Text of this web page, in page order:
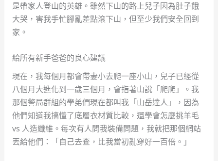
是帶家人登山的英雄。雖然下山的路上兒子因為肚子餓
大哭，害我手忙腳亂差點滾下山，但至少我們安全回到
家。
給所有新手爸爸的良心建議
現在，我每個月都會帶妻小去爬一座小山，兒子已經從
八個月大進化到一歲三個月，會指著山說「爬爬」。我
那個警局群組的學弟們現在都叫我「山岳達人」，因為
他們知道我搞懂了底層衣材質比較，還學會怎麼挑羊毛
vs 人造纖維。每次有人問我裝備問題，我就把那個網站
丟給他們：「自己去查，比我當初亂穿好一百倍。」